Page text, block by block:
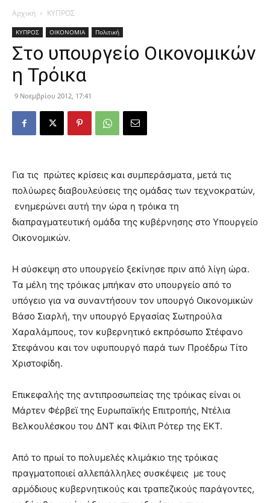
Αρχική ΚΥΠΡΟΣ
ΚΥΠΡΟΣ ΟΙΚΟΝΟΜΙΑ Πολιτική
Στο υπουργείο Οικονομικών
η Τρόικα
9 Νοεμβρίου 2012, 17:41
Για τις πρώτες κρίσεις και συμπεράσματα, μετά τις
πολύωρες διαβουλεύσεις της ομάδας των τεχνοκρατών,
ενημερώνει αυτή την ώρα η τρόικα τη
διαπραγματευτική ομάδα της κυβέρνησης στο Υπουργείο
Οικονομικών.
Η σύσκεψη στο υπουργείο ξεκίνησε πριν από λίγη ώρα.
Τα μέλη της τρόικας μπήκαν στο υπουργείο από το
υπόγειο για να συναντήσουν τον υπουργό Οικονομικών
Βάσο Σιαρλή, την υπουργό Εργασίας Σωτηρούλα
Χαραλάμπους, τον κυβερνητικό εκπρόσωπο Στέφανο
Στεφάνου και τον υφυπουργό παρά των Προέδρω Τίτο
Χριστοφίδη.
Επικεφαλής της αντιπροσωπείας της τρόικας είναι οι
Μάρτεν Φέρβεϊ της Ευρωπαϊκής Επιτροπής, Ντέλια
Βελκουλέσκου του ΔΝΤ και Φίλιπ Ρότερ της ΕΚΤ.
Από το πρωί το πολυμελές κλιμάκιο της τρόικας
πραγματοποιεί αλλεπάλληλες συσκέψεις με τους
αρμόδιους κυβερνητικούς και τραπεζικούς παράγοντες,